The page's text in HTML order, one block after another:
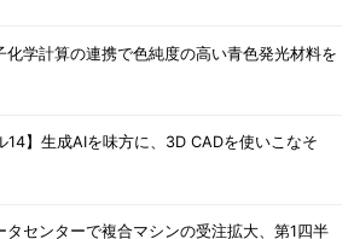
化学計算の連携で色純度の高い青色発光材料を
14】生成AIを味方に、3D CADを使いこなそ
タセンターで複合マシンの受注拡大、第1四半